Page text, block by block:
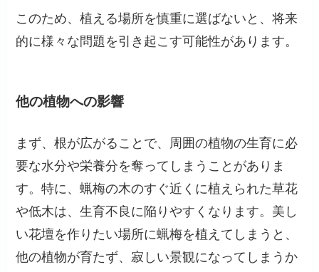
このため、植える場所を慎重に選ばないと、将来
的に様々な問題を引き起こす可能性があります。
他の植物への影響
まず、根が広がることで、周囲の植物の生育に必
要な水分や栄養分を奪ってしまうことがありま
す。特に、蝋梅の木のすぐ近くに植えられた草花
や低木は、生育不良に陥りやすくなります。美し
い花壇を作りたい場所に蝋梅を植えてしまうと、
他の植物が育たず、寂しい景観になってしまうか